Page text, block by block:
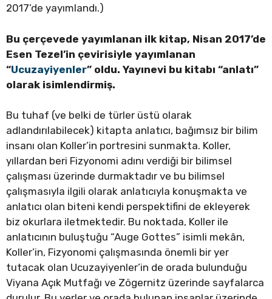
2017’de yayımlandı.)
Bu çerçevede yayımlanan ilk kitap, Nisan 2017’de
Esen Tezel’in çevirisiyle yayımlanan
“Ucuzayiyenler” oldu. Yayınevi bu kitabı “anlatı”
olarak isimlendirmiş.
Bu tuhaf (ve belki de türler üstü olarak
adlandırılabilecek) kitapta anlatıcı, bağımsız bir bilim
insanı olan Koller’in portresini sunmakta. Koller,
yıllardan beri Fizyonomi adını verdiği bir bilimsel
çalışması üzerinde durmaktadır ve bu bilimsel
çalışmasıyla ilgili olarak anlatıcıyla konuşmakta ve
anlatıcı olan biteni kendi perspektifini de ekleyerek
biz okurlara iletmektedir. Bu noktada, Koller ile
anlatıcının buluştuğu “Auge Gottes” isimli mekân,
Koller’in, Fizyonomi çalışmasında önemli bir yer
tutacak olan Ucuzayiyenler’in de orada bulunduğu
Viyana Açık Mutfağı ve Zögernitz üzerinde sayfalarca